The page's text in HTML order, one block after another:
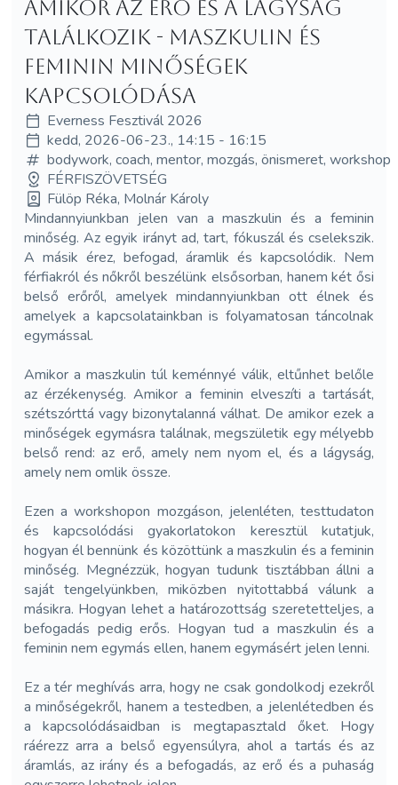
Amikor az erő és a lágyság
találkozik - maszkulin és
feminin minőségek
kapcsolódása
Everness Fesztivál 2026
kedd, 2026-06-23., 14:15 - 16:15
bodywork, coach, mentor, mozgás, önismeret, workshop
FÉRFISZÖVETSÉG
Fülöp Réka, Molnár Károly
Mindannyiunkban jelen van a maszkulin és a feminin
minőség. Az egyik irányt ad, tart, fókuszál és cselekszik.
A másik érez, befogad, áramlik és kapcsolódik. Nem
férfiakról és nőkről beszélünk elsősorban, hanem két ősi
belső erőről, amelyek mindannyiunkban ott élnek és
amelyek a kapcsolatainkban is folyamatosan táncolnak
egymással.
Amikor a maszkulin túl keménnyé válik, eltűnhet belőle
az érzékenység. Amikor a feminin elveszíti a tartását,
szétszórttá vagy bizonytalanná válhat. De amikor ezek a
minőségek egymásra találnak, megszületik egy mélyebb
belső rend: az erő, amely nem nyom el, és a lágyság,
amely nem omlik össze.
Ezen a workshopon mozgáson, jelenléten, testtudaton
és kapcsolódási gyakorlatokon keresztül kutatjuk,
hogyan él bennünk és közöttünk a maszkulin és a feminin
minőség. Megnézzük, hogyan tudunk tisztábban állni a
saját tengelyünkben, miközben nyitottabbá válunk a
másikra. Hogyan lehet a határozottság szeretetteljes, a
befogadás pedig erős. Hogyan tud a maszkulin és a
feminin nem egymás ellen, hanem egymásért jelen lenni.
Ez a tér meghívás arra, hogy ne csak gondolkodj ezekről
a minőségekről, hanem a testedben, a jelenlétedben és
a kapcsolódásaidban is megtapasztald őket. Hogy
ráérezz arra a belső egyensúlyra, ahol a tartás és az
áramlás, az irány és a befogadás, az erő és a puhaság